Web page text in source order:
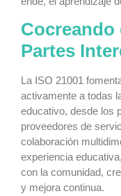
Cocreando
Partes
La ISO 21001
activamente a todas
educativo, desde los
proveedores de
colaboración
experiencia
con la comunidad,
y mejora continua.